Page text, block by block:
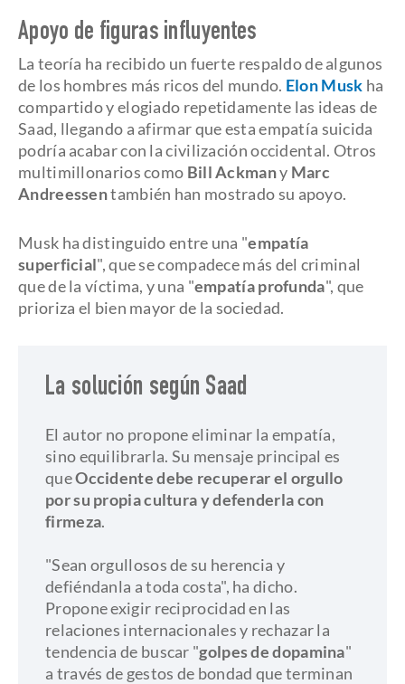
Apoyo de figuras influyentes
La teoría ha recibido un fuerte respaldo de algunos
de los hombres más ricos del mundo. Elon Musk ha
compartido y elogiado repetidamente las ideas de
Saad, llegando a afirmar que esta empatía suicida
podría acabar con la civilización occidental. Otros
multimillonarios como Bill Ackmany Marc
Andreessentambién han mostrado su apoyo.
Musk ha distinguido entre una "empatía
superficial", que se compadece más del criminal
que de la víctima, y una "empatía profunda", que
prioriza el bien mayor de la sociedad.
La solución según Saad
El autor no propone eliminar la empatía,
sino equilibrarla. Su mensaje principal es
queOccidente debe recuperar el orgullo
por su propia cultura y defenderla con
firmeza.
​"Sean orgullosos de su herencia y
defiéndanla a toda costa", ha dicho.
Propone exigir reciprocidad en las
relaciones internacionales y rechazar la
tendencia de buscar "golpes de dopamina"
a través de gestos de bondad que terminan